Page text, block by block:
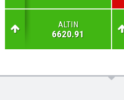
ALTIN
6620.91